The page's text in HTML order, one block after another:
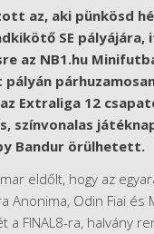
az, aki pünkösd
SE
az NB1.hu
pályán
Extraliga 12
színvonalas
Bandur örülhetett.
eldőlt, hogy az
Anonima, Odin Fiai és
a FINAL8-ra, halvány